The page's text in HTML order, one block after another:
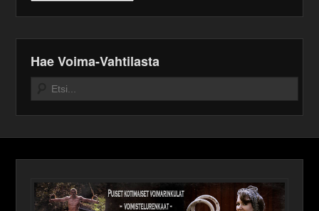
Hae Voima-Vahtilasta
Search